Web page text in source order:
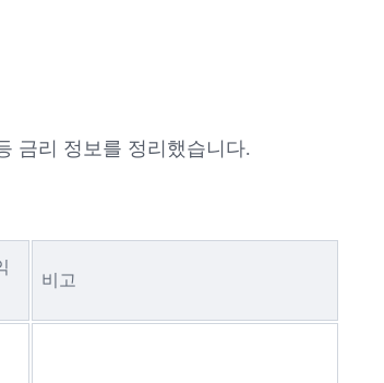
금리 정보를 정리했습니다.
비고